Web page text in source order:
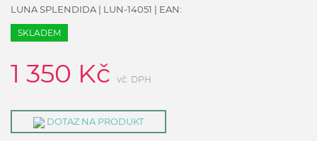
LUNA SPLENDIDA | LUN-14051 | EAN:
SKLADEM
1 350 Kč vč. DPH
DOTAZ NA PRODUKT